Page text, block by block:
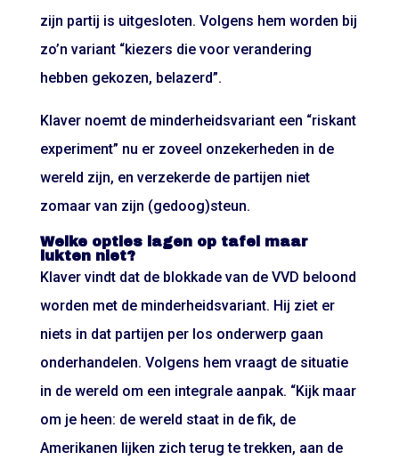
zijn partij is uitgesloten. Volgens hem worden bij
zo’n variant “kiezers die voor verandering
hebben gekozen, belazerd”.
Klaver noemt de minderheidsvariant een “riskant
experiment” nu er zoveel onzekerheden in de
wereld zijn, en verzekerde de partijen niet
zomaar van zijn (gedoog)steun.
Welke opties lagen op tafel maar
lukten niet?
Klaver vindt dat de blokkade van de VVD beloond
worden met de minderheidsvariant. Hij ziet er
niets in dat partijen per los onderwerp gaan
onderhandelen. Volgens hem vraagt de situatie
in de wereld om een integrale aanpak. “Kijk maar
om je heen: de wereld staat in de fik, de
Amerikanen lijken zich terug te trekken, aan de